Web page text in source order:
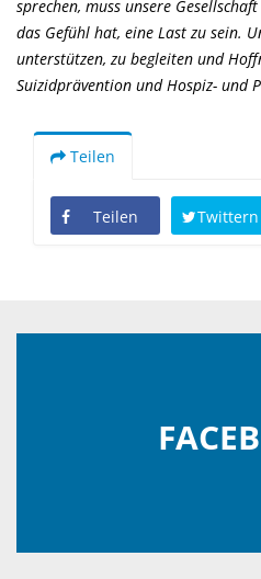
sprechen, muss unsere
das Gefühl hat, eine Last zu sein.
unterstützen, zu begleiten und
Suizidprävention und Hospiz- und
Teilen
Teilen Twittern